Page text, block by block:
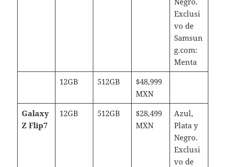
Exclusi
vo de
Samsun
g.com:
Menta
12GB
512GB
$48,999
MXN
Galaxy
Z Flip7
12GB 512GB
$28,499
MXN
Azul,
Plata y
Negro.
Exclusi
vo de